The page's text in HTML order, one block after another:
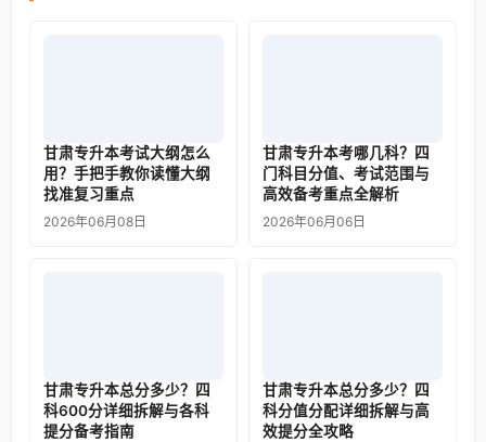
甘肃专升本考试大纲怎么
用？手把手教你读懂大纲
找准复习重点
2026年06月08日
甘肃专升本考哪几科？四
门科目分值、考试范围与
高效备考重点全解析
2026年06月06日
甘肃专升本总分多少？四
科600分详细拆解与各科
提分备考指南
甘肃专升本总分多少？四
科分值分配详细拆解与高
效提分全攻略